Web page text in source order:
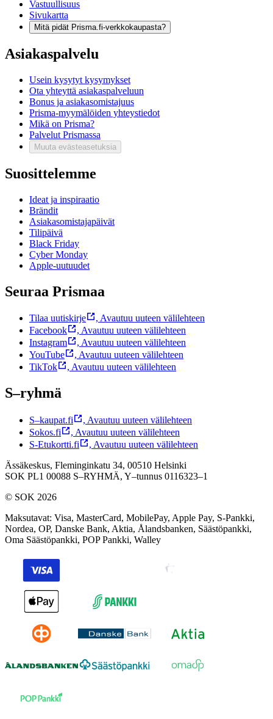
Vastuullisuus
Sivukartta
Mitä pidät Prisma.fi-verkkokaupasta?
Asiakaspalvelu
Usein kysytyt kysymykset
Ota yhteyttä asiakaspalveluun
Bonus ja asiakasomistajuus
Prisma-myymälöiden yhteystiedot
Mikä on Prisma?
Palvelut Prismassa
Muuta evästeasetuksia
Suosittelemme
Ideat ja inspiraatio
Brändit
Asiakasomistajapäivät
Tilipäivä
Black Friday
Cyber Monday
Apple-uutuudet
Seuraa Prismaa
Tilaa uutiskirje , Avautuu uuteen välilehteen
Facebook
, Avautuu uuteen välilehteen
Instagram
, Avautuu uuteen välilehteen
YouTube
, Avautuu uuteen välilehteen
TikTok
, Avautuu uuteen välilehteen
S–ryhmä
S–kaupat.fi , Avautuu uuteen välilehteen
Sokos.fi
, Avautuu uuteen välilehteen
S-Etukortti.fi
, Avautuu uuteen välilehteen
Ässäkeskus, Fleminginkatu 34, 00510 Helsinki
SOK PL1 00088 S–RYHMÄ, Y–tunnus 0116323–1
© SOK 2026
Maksutavat: Visa, MasterCard, MobilePay, Apple Pay, S-Pankki,
Nordea, OP, Danske Bank, Aktia, Ålandsbanken, Säästöpankki,
Oma Säästöpankki, POP Pankki, Walley